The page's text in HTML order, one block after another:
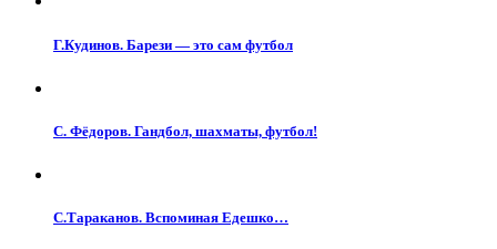
Г.Кудинов. Барези — это сам футбол
С. Фёдоров. Гандбол, шахматы, футбол!
С.Тараканов. Вспоминая Едешко…